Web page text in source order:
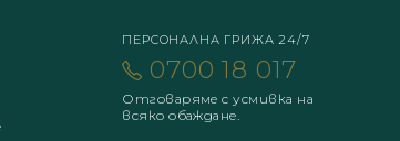
ПЕРСОНАЛНА ГРИЖА 24/7
0700 18 017
Отговаряме с усмивка на
всяко обаждане.